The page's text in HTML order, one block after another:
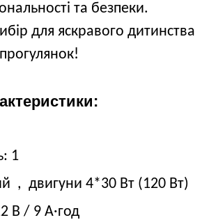
та безпеки.
для яскравого дитинства
1
, двигуни 4*30 Вт (120 Вт)
В / 9 А·год